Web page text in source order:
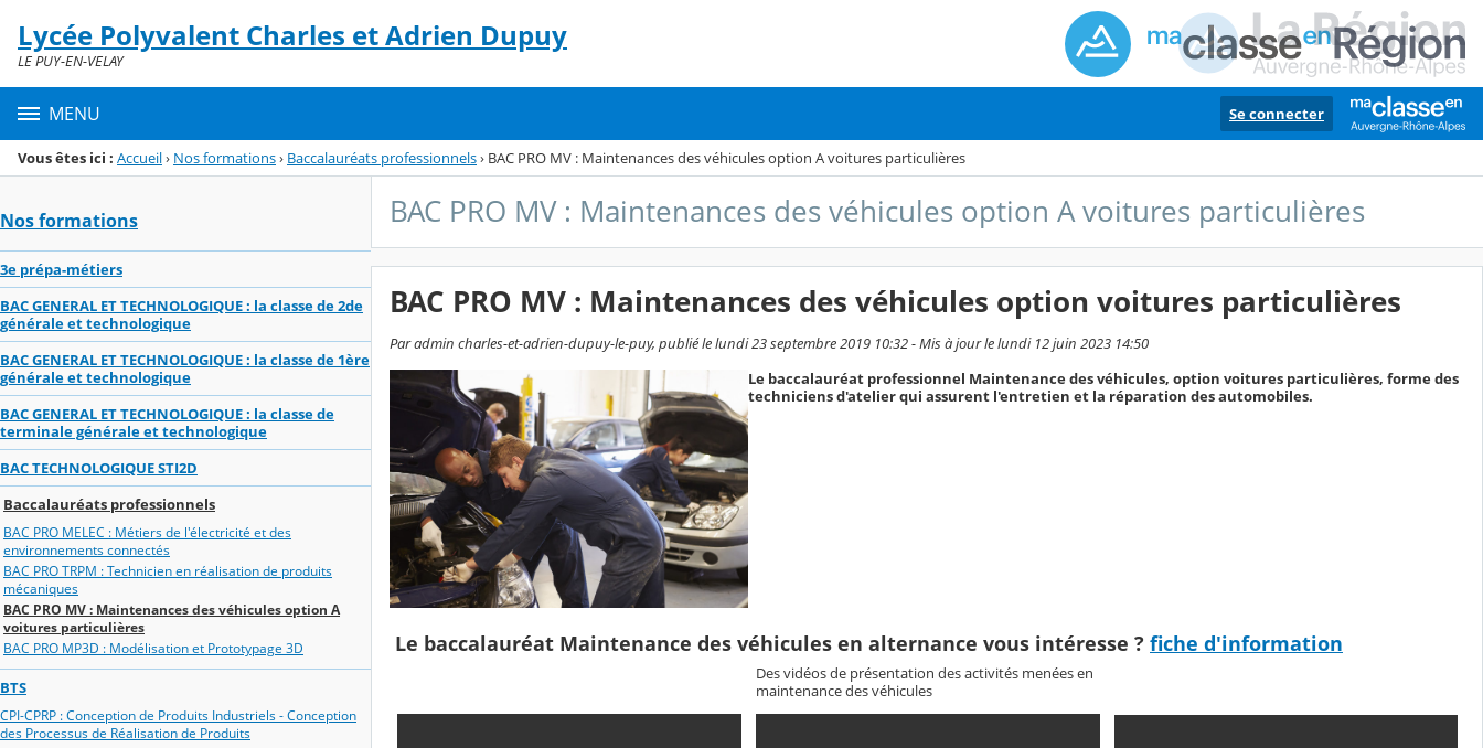
Menu de la rubrique
Contenu
Lycée Polyvalent Charles et Adrien Dupuy
LE PUY-EN-VELAY
MENU Se connecter
Vous êtes ici : Accueil› Nos formations› Baccalauréats professionnels› BAC PRO MV : Maintenances des véhicules option A voitures particulières
Nos formations
3e prépa-métiers
BAC GENERAL ET TECHNOLOGIQUE : la classe de 2de
générale et technologique
BAC GENERAL ET TECHNOLOGIQUE : la classe de 1ère
générale et technologique
BAC GENERAL ET TECHNOLOGIQUE : la classe de
terminale générale et technologique
BAC TECHNOLOGIQUE STI2D
Baccalauréats professionnels
BAC PRO MELEC : Métiers de l'électricité et des
environnements connectés
BAC PRO TRPM : Technicien en réalisation de produits
mécaniques
BAC PRO MV : Maintenances des véhicules option A
voitures particulières
BAC PRO MP3D : Modélisation et Prototypage 3D
BTS
CPI-CPRP : Conception de Produits Industriels - Conception
des Processus de Réalisation de Produits
BAC PRO MV : Maintenances des véhicules option A voitures particulières
BAC PRO MV : Maintenances des véhicules option voitures particulières
Par admin charles-et-adrien-dupuy-le-puy, publié le lundi 23 septembre 2019 10:32 - Mis à jour le lundi 12 juin 2023 14:50
Le baccalauréat professionnel Maintenance des véhicules, option voitures particulières, forme des
techniciens d'atelier qui assurent l'entretien et la réparation des automobiles.
Le baccalauréat Maintenance des véhicules en alternance vous intéresse ? fiche d'information
Des vidéos de présentation des activités menées en
maintenance des véhicules